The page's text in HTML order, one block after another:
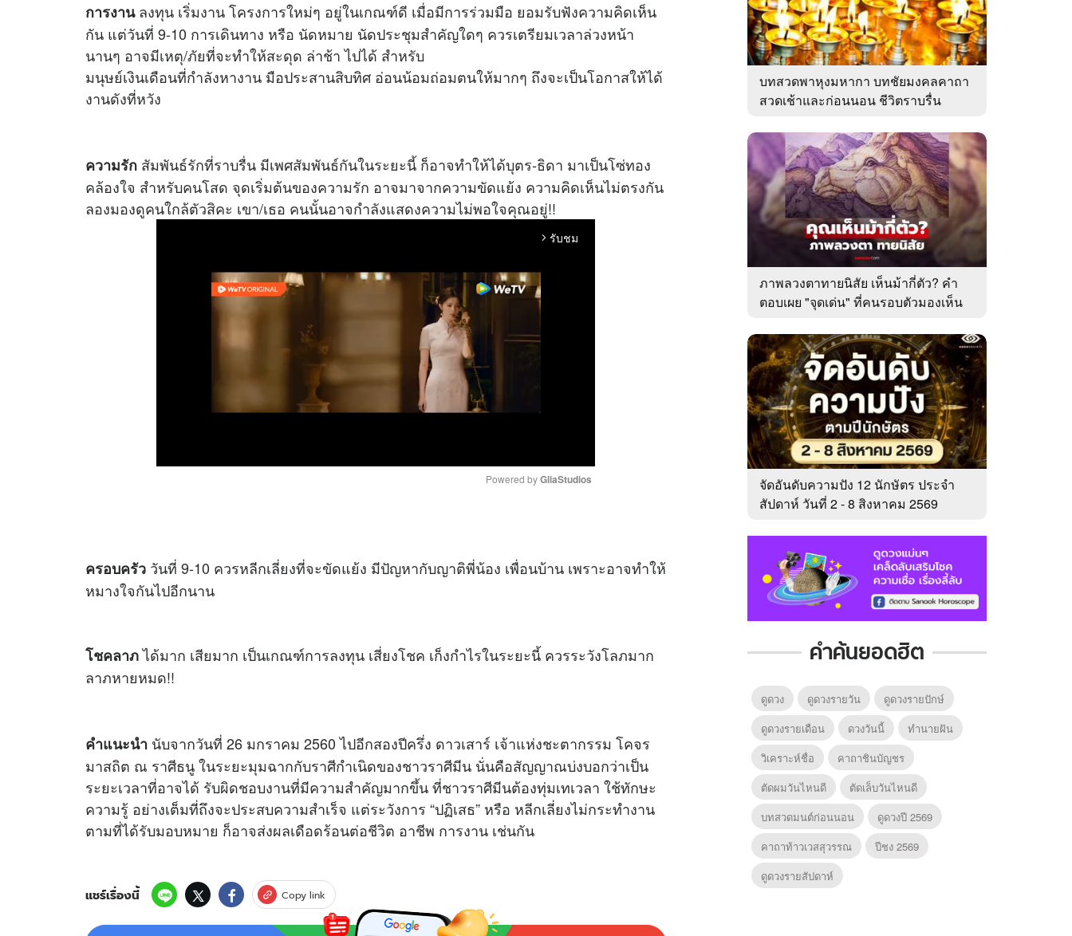
การงานลงทุน เริ่มงาน โครงการใหม่ๆ อยู่ในเกณฑ์ดี เมื่อมีการร่วมมือ ยอมรับฟังความคิดเห็น
กัน แต่วันที่ 9-10 การเดินทาง หรือ นัดหมาย นัดประชุมสำคัญใดๆ ควรเตรียมเวลาล่วงหน้า
นานๆ อาจมีเหตุ/ภัยที่จะทำให้สะดุด ล่าช้า ไปได้ สำหรับ
มนุษย์เงินเดือนที่กำลังหางาน มือประสานสิบทิศ อ่อนน้อมถ่อมตนให้มากๆ ถึงจะเป็นโอกาสให้ได้
งานดังที่หวัง
ความรัก สัมพันธ์รักที่ราบรื่น มีเพศสัมพันธ์กันในระยะนี้ ก็อาจทำให้ได้บุตร-ธิดา มาเป็นโซ่ทอง
คล้องใจ สำหรับคนโสด จุดเริ่มต้นของความรัก อาจมาจากความขัดแย้ง ความคิดเห็นไม่ตรงกัน
ลองมองดูคนใกล้ตัวสิคะ เขา/เธอ คนนั้นอาจกำลังแสดงความไม่พอใจคุณอยู่!!
arrow_forward_ios รับชม
t
Powered by GliaStudios
ครอบครัว วันที่ 9-10 ควรหลีกเลี่ยงที่จะขัดแย้ง มีปัญหากับญาติพี่น้อง เพื่อนบ้าน เพราะอาจทำให้
หมางใจกันไปอีกนาน
โชคลาภได้มาก เสียมาก เป็นเกณฑ์การลงทุน เสี่ยงโชค เก็งกำไรในระยะนี้ ควรระวังโลภมาก
ลาภหายหมด!!
คำแนะนำ นับจากวันที่ 26 มกราคม 2560 ไปอีกสองปีครึ่ง ดาวเสาร์ เจ้าแห่งชะตากรรม โคจร
มาสถิต ณ ราศีธนู ในระยะมุมฉากกับราศีกำเนิดของชาวราศีมีน นั่นคือสัญญาณบ่งบอกว่าเป็น
ระยะเวลาที่อาจได้ รับผิดชอบงานที่มีความสำคัญมากขึ้น ที่ชาวราศีมีนต้องทุ่มเทเวลา ใช้ทักษะ
ความรู้ อย่างเต็มที่ถึงจะประสบความสำเร็จ แต่ระวังการ “ปฏิเสธ” หรือ หลีกเลี่ยงไม่กระทำงาน
ตามที่ได้รับมอบหมาย ก็อาจส่งผลเดือดร้อนต่อชีวิต อาชีพ การงาน เช่นกัน
แชร์เรื่องนี้ Copy link
บทสวดพาหุงมหากา บทชัยมงคลคาถา
สวดเช้าและก่อนนอน ชีวิตราบรื่น
ภาพลวงตาทายนิสัย เห็นม้ากี่ตัว? คำ
ตอบเผย "จุดเด่น" ที่คนรอบตัวมองเห็น
จัดอันดับความปัง 12 นักษัตร ประจำ
สัปดาห์ วันที่ 2 - 8 สิงหาคม 2569
คำค้นยอดฮิต
ดูดวง ดูดวงรายวัน
ดูดวงรายปักษ์
ดูดวงรายเดือน
ดวงวันนี้
ทํานายฝัน
วิเคราะห์ชื่อ
คาถาชินบัญชร
ตัดผมวันไหนดี
ตัดเล็บวันไหนดี
บทสวดมนต์ก่อนนอน
ดูดวงปี 2569
คาถาท้าวเวสสุวรรณ
ปีชง 2569
ดูดวงรายสัปดาห์